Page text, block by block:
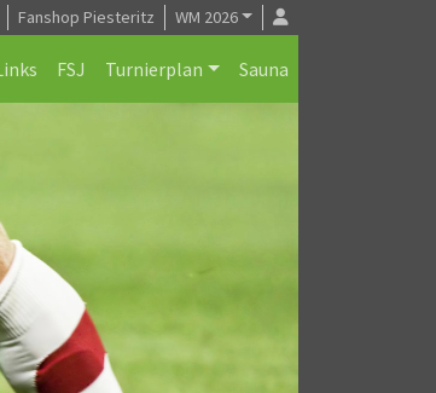
Fanshop Piesteritz WM 2026
FSJ Turnierplan Sauna